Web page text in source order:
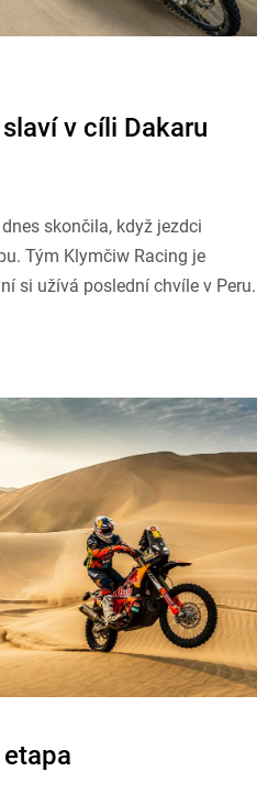
v cíli Dakaru
skončila, když jezdci
Tým Klymčiw Racing je
si užívá poslední chvíle v Peru.